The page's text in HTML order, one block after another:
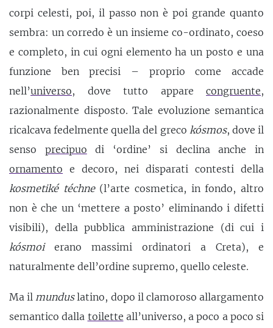
corpi celesti, poi, il passo non è poi grande quanto
sembra: un corredo è un insieme co-ordinato, coeso
e completo, in cui ogni elemento ha un posto e una
funzione ben precisi – proprio come accade
nell’universo, dove tutto appare congruente,
razionalmente disposto. Tale evoluzione semantica
ricalcava fedelmente quella del greco kósmos, dove il
senso precipuo di ‘ordine’ si declina anche in
ornamento e decoro, nei disparati contesti della
kosmetiké téchne(l’arte cosmetica, in fondo, altro
non è che un ‘mettere a posto’ eliminando i difetti
visibili), della pubblica amministrazione (di cui i
kósmoierano massimi ordinatori a Creta), e
naturalmente dell’ordine supremo, quello celeste.
Ma il munduslatino, dopo il clamoroso allargamento
semantico dalla toilette all’universo, a poco a poco si